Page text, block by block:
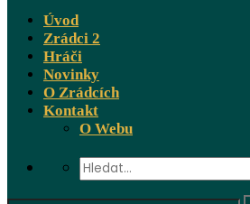
Úvod
Zrádci 2
Hráči
Novinky
O Zrádcích
Kontakt
O Webu